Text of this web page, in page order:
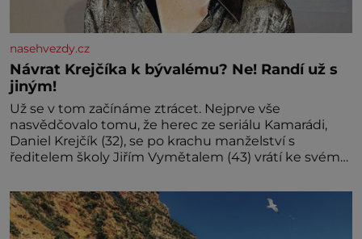
nasehvezdy.cz
Návrat Krejčíka k bývalému? Ne! Randí už s
jiným!
Už se v tom začínáme ztrácet. Nejprve vše
nasvědčovalo tomu, že herec ze seriálu Kamarádi,
Daniel Krejčík (32), se po krachu manželství s
ředitelem školy Jiřím Vymětalem (43) vrátí ke svému